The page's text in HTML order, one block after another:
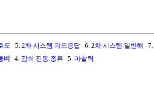
도 5. 2차 시스템 과도응답 6. 2차 시스템 일반해 7.
비 4. 감쇠 진동 종류 5. 마찰력